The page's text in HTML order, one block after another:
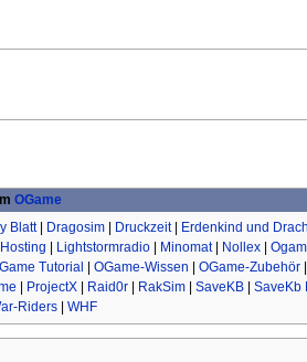
OGame
Blatt| Dragosim| Druckzeit| Erdenkind und
| Lightstormradio | Minomat| Nollex |
Tutorial |OGame-Wissen |OGame-Zubehör
| ProjectX| Raid0r| RakSim| SaveKB| SaveKb
Riders |WHF